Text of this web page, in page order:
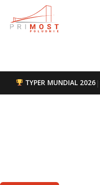
TYPER MUNDIAL 2026 |